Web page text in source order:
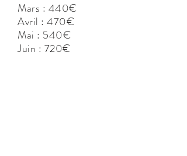
Mars : 440€
Avril : 470€
Mai : 540€
Juin : 720€